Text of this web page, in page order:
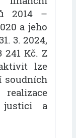
2014 –
a jeho
3. 2024,
241 Kč. Z
lze
soudních
justici a